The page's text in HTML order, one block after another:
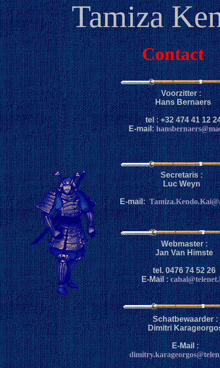
Tamiza
Contact
Voorzitter :
Hans Bernaers
tel : +32 474 41 12
E-mail:
Webmaster :
Jan Van Himste
tel. 0476 74 52 26
E-Mail :
Secretaris :
Luc Weyn
E-mail:
Schatbewaarder :
Dimitri
E-Mail :